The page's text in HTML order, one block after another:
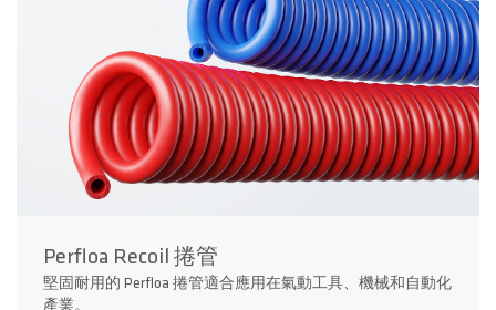
Perfloa Recoil 捲管
堅固耐用的 Perfloa 捲管適合應用在氣動工具、機械和自動化
產業。